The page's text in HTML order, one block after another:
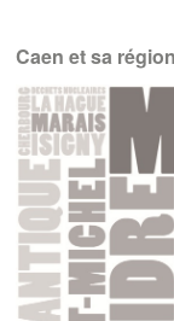
Caen et sa